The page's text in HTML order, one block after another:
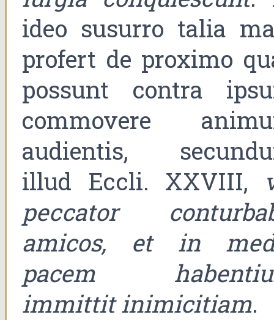
ideo susurro talia
profert de proximo
possunt contra
commovere
audientis,
illud Eccli. XXVIII,
peccator
amicos, et in
pacem
immittit inimicitiam.